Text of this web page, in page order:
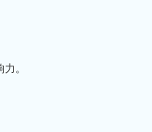
。